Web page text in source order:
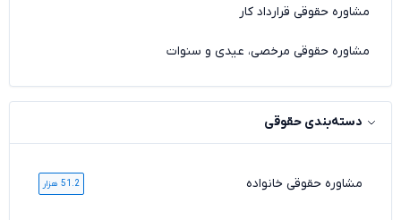
مشاوره حقوقی قرارداد کار
مشاوره حقوقی مرخصی، عیدی و سنوات
دسته‌بندی حقوقی
مشاوره حقوقی خانواده 51.2 هزار